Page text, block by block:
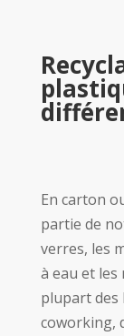
En carton
partie de
verres, les
à eau et les
plupart des
coworking,